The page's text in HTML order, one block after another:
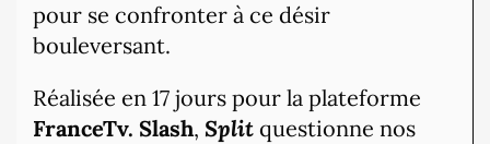
pour se confronter à ce désir
bouleversant.
Réalisée en 17 jours pour la plateforme
FranceTv. Slash, Split questionne nos